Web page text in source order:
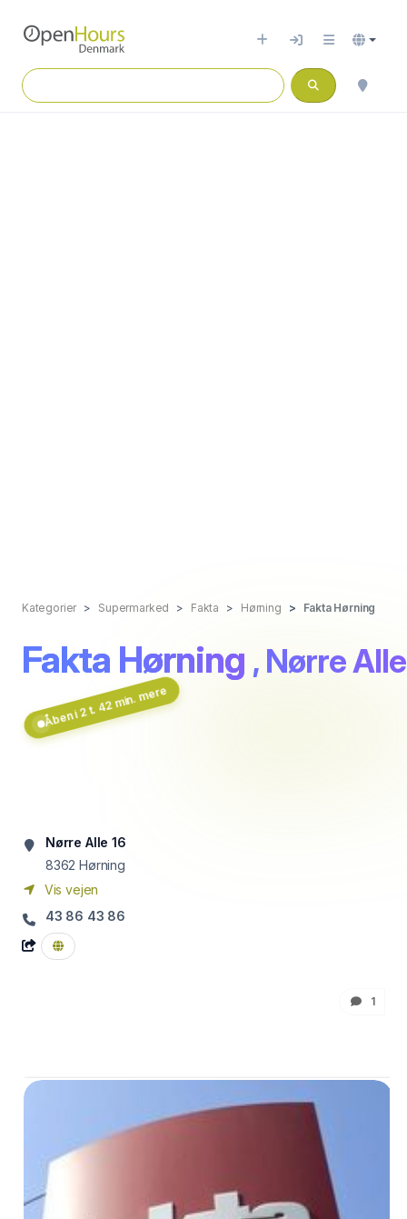
Kategorier Supermarked Fakta Hørning Fakta Hørning
Fakta Hørning , Nørre
Åben i 2 t. 42 min. mere
Nørre Alle 16
8362 Hørning
Vis vejen
43 86 43 86
1